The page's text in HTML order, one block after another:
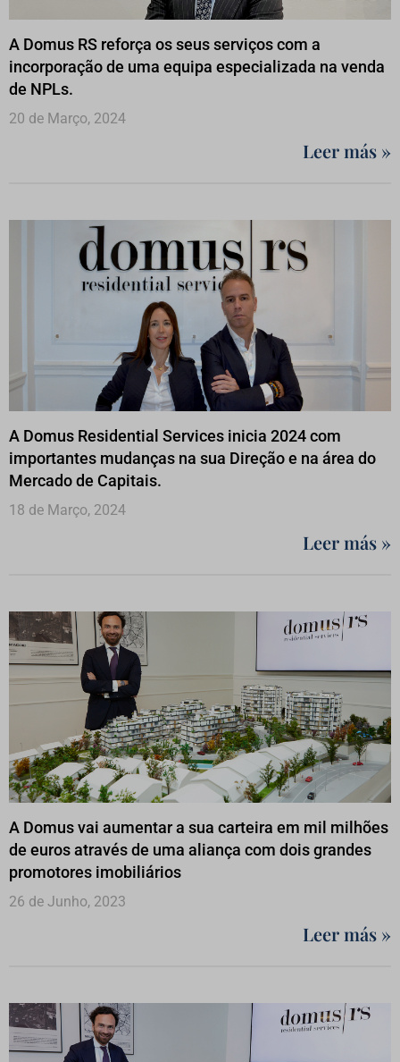
A Domus RS reforça os seus serviços com a
incorporação de uma equipa especializada na venda
de NPLs.
20 de Março, 2024
Leer más »
A Domus Residential Services inicia 2024 com
importantes mudanças na sua Direção e na área do
Mercado de Capitais.
18 de Março, 2024
Leer más »
A Domus vai aumentar a sua carteira em mil milhões
de euros através de uma aliança com dois grandes
promotores imobiliários
26 de Junho, 2023
Leer más »